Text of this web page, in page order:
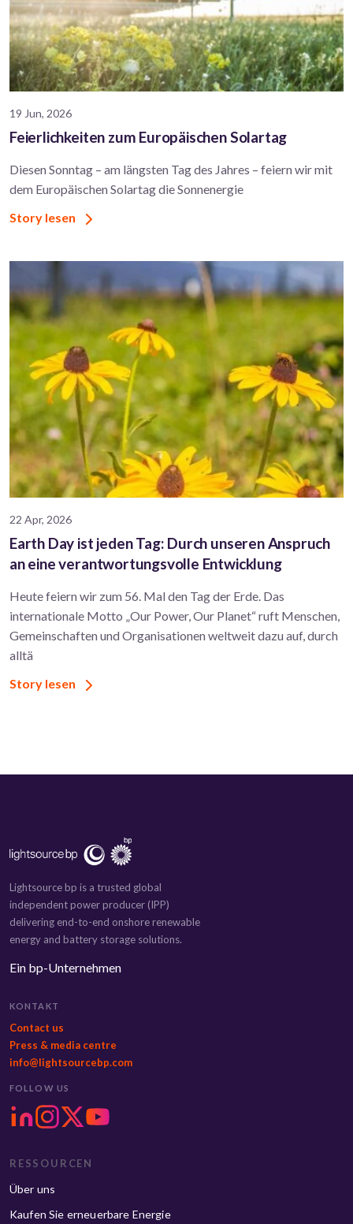
19 Jun, 2026
Feierlichkeiten zum Europäischen Solartag
Diesen Sonntag – am längsten Tag des Jahres – feiern wir mit
dem Europäischen Solartag die Sonnenergie
Story lesen
22 Apr, 2026
Earth Day ist jeden Tag: Durch unseren Anspruch
an eine verantwortungsvolle Entwicklung
Heute feiern wir zum 56. Mal den Tag der Erde. Das
internationale Motto „Our Power, Our Planet“ ruft Menschen,
Gemeinschaften und Organisationen weltweit dazu auf, durch
alltä
Story lesen
Lightsource bp is a trusted global
independent power producer (IPP)
delivering end-to-end onshore renewable
energy and battery storage solutions.
Ein bp-Unternehmen
KONTAKT
Contact us
Press & media centre
info@lightsourcebp.com
FOLLOW US
RESSOURCEN
Über uns
Kaufen Sie erneuerbare Energie